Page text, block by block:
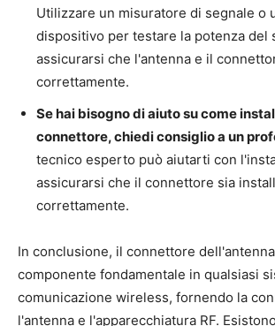
Utilizzare un misuratore di segnale o
dispositivo per testare la potenza del
assicurarsi che l'antenna e il
correttamente.
Se hai bisogno di aiuto su come
connettore, chiedi consiglio a un
tecnico esperto può aiutarti con
assicurarsi che il connettore sia
correttamente.
In conclusione, il connettore
componente fondamentale in qualsiasi
comunicazione wireless, fornendo la
l'antenna e l'apparecchiatura RF.